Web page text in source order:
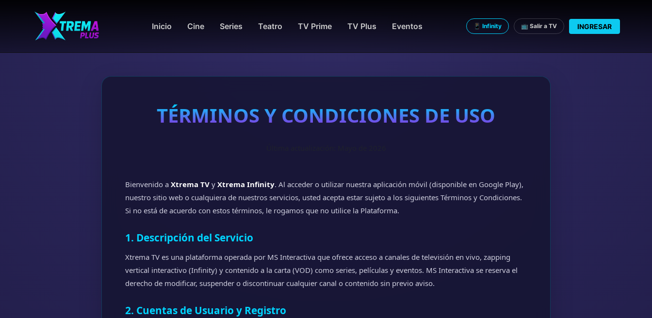
Inicio Cine Series Teatro TV Prime TV Plus Eventos 📱 Infinity 📺 Salir a TV INGRESAR
TÉRMINOS Y CONDICIONES DE USO
Bienvenido a Xtrema TV y Xtrema Infinity. Al acceder o utilizar nuestra aplicación móvil (disponible en Google Play),
nuestro sitio web o cualquiera de nuestros servicios, usted acepta estar sujeto a los siguientes Términos y Condiciones.
Si no está de acuerdo con estos términos, le rogamos que no utilice la Plataforma.
1. Descripción del Servicio
Xtrema TV es una plataforma operada por MS Interactiva que ofrece acceso a canales de televisión en vivo, zapping
vertical interactivo (Infinity) y contenido a la carta (VOD) como series, películas y eventos. MS Interactiva se reserva el
derecho de modificar, suspender o discontinuar cualquier canal o contenido sin previo aviso.
2. Cuentas de Usuario y Registro